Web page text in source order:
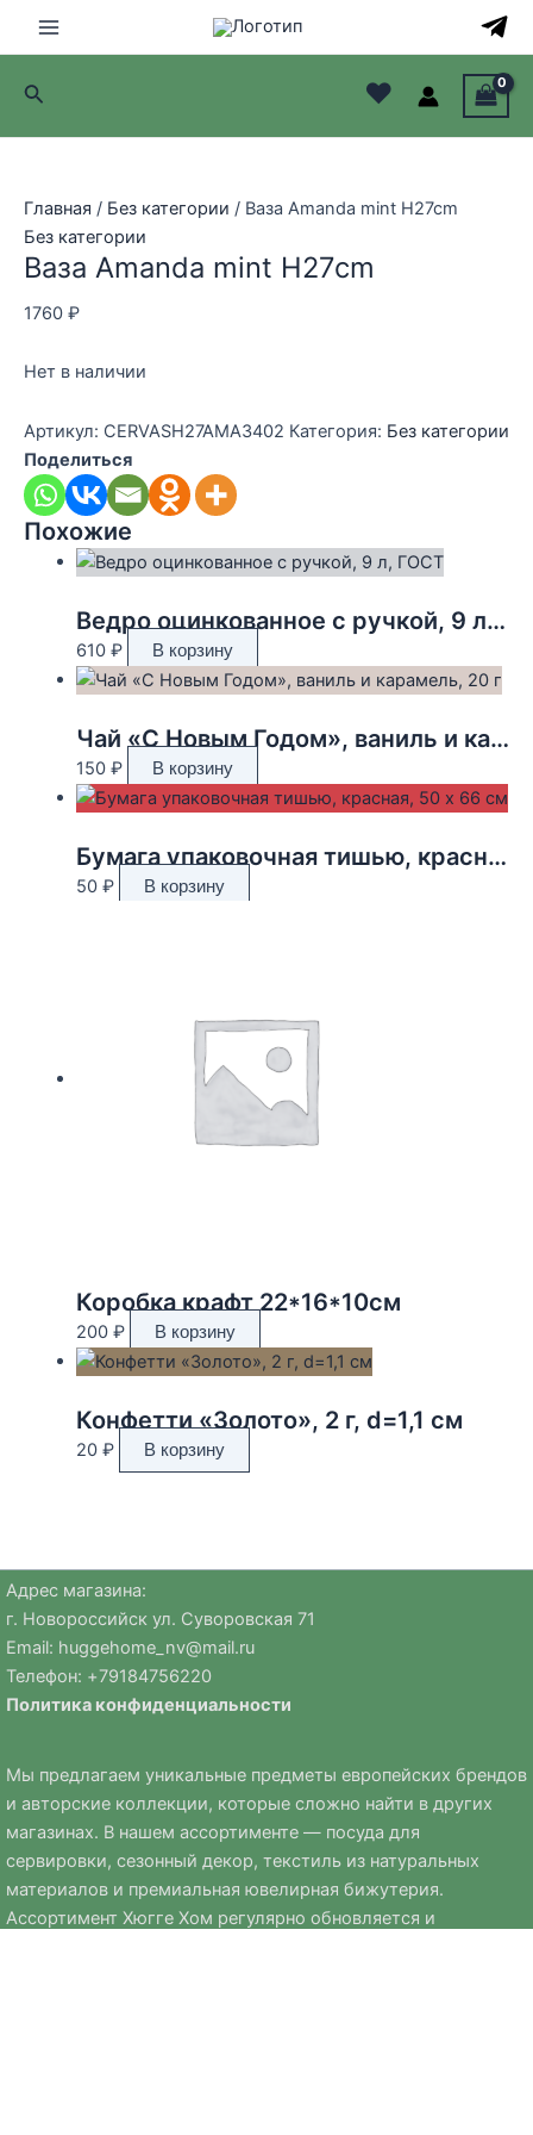
Main
Menu
Поиск ♥
Главная / Без категории / Ваза Amanda mint H27cm
Без категории
Ваза Amanda mint H27cm
1760 ₽
Нет в наличии
Артикул: CERVASH27AMA3402 Категория: Без категории
Поделиться
Похожие
Ведро оцинкованное с ручкой, 9 л, ГОСТ
610 ₽ В корзину
Чай «С Новым Годом», ваниль и карамель, 20 г
150 ₽ В корзину
Бумага упаковочная тишью, красная, 50 х 66 см
50 ₽ В корзину
Коробка крафт 22*16*10см
200 ₽ В корзину
Конфетти «Золото», 2 г, d=1,1 см
20 ₽ В корзину
Адрес магазина:
г. Новороссийск ул. Суворовская 71
Email: huggehome_nv@mail.ru
Телефон: +79184756220
Политика конфиденциальности
Мы предлагаем уникальные предметы европейских брендов
и авторские коллекции, которые сложно найти в других
магазинах. В нашем ассортименте — посуда для
сервировки, сезонный декор, текстиль из натуральных
материалов и премиальная ювелирная бижутерия.
Ассортимент Хюгге Хом регулярно обновляется и